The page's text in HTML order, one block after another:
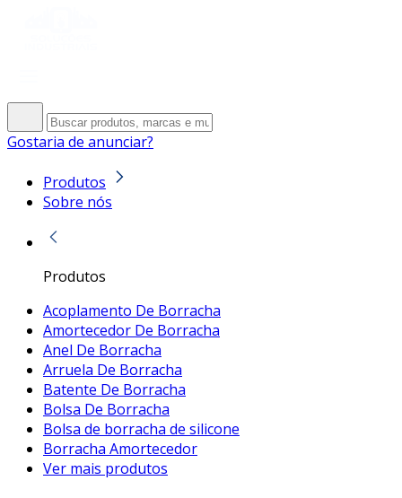
Gostaria de anunciar?
Produtos
Sobre nós
Produtos
Acoplamento De Borracha
Amortecedor De Borracha
Anel De Borracha
Arruela De Borracha
Batente De Borracha
Bolsa De Borracha
Bolsa de borracha de silicone
Borracha Amortecedor
Ver mais produtos